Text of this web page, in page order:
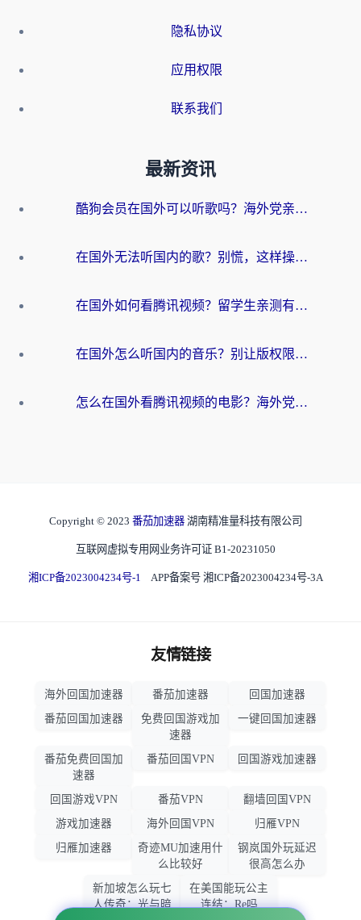
隐私协议
应用权限
联系我们
最新资讯
酷狗会员在国外可以听歌吗？海外党亲测有效：3步解决音乐权限难题
在国外无法听国内的歌？别慌，这样操作就能畅听QQ音乐（附亲测加速器推荐）
在国外如何看腾讯视频？留学生亲测有效的回国加速方案
在国外怎么听国内的音乐？别让版权限制断了你的华语歌单
怎么在国外看腾讯视频的电影？海外党亲测有效的回国加速指南
Copyright © 2023 番茄加速器 湖南精准量科技有限公司
互联网虚拟专用网业务许可证 B1-20231050
湘ICP备2023004234号-1 APP备案号 湘ICP备2023004234号-3A
友情链接
海外回国加速器 番茄加速器
回国加速器
番茄回国加速器
免费回国游戏加
速器
一键回国加速器
番茄免费回国加
速器
番茄回国VPN 回国游戏加速器
回国游戏VPN 番茄VPN
翻墙回国VPN
游戏加速器
海外回国VPN
归雁VPN
归雁加速器
奇迹MU加速用什
么比较好
钢岚国外玩延迟
很高怎么办
新加坡怎么玩七
人传奇：光与暗
在美国能玩公主
连结：Re吗